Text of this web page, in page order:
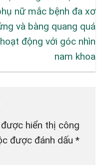
nữ mắc bệnh đa xơ
và bàng quang quá
hoạt động với góc nhìn
nam khoa
hiển thị công
được đánh dấu *